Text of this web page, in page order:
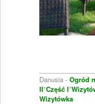
Danusia - Ogród
II*Część I*
Wizytówka